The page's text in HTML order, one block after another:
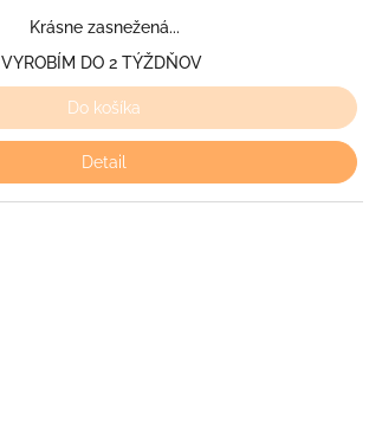
Krásne zasnežená...
VYROBÍM DO 2 TÝŽDŇOV
Do košíka
Detail